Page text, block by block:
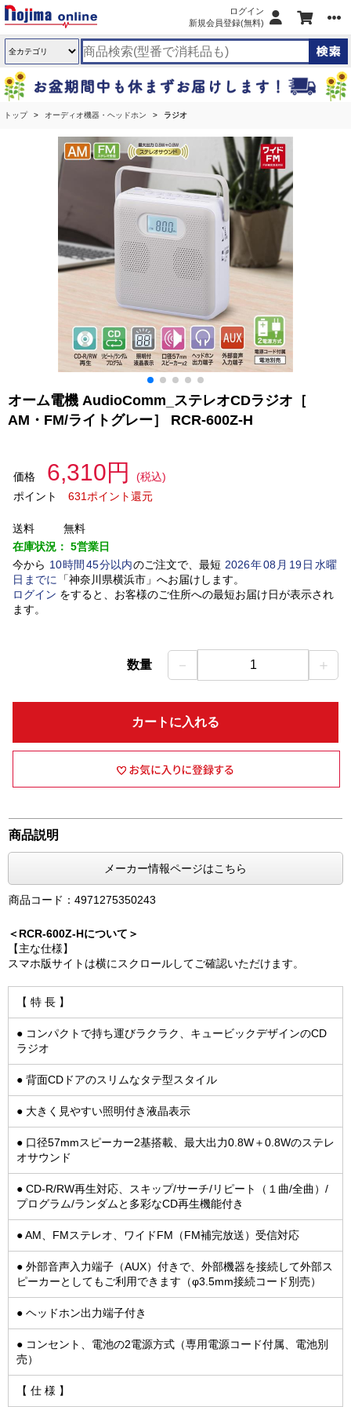
ログイン
新規会員登録(無料)
トップ オーディオ機器・ヘッドホン ラジオ
オーム電機 AudioComm_ステレオCDラジオ［
AM・FM/ライトグレー］ RCR-600Z-H
価格 6,310円
(税込)
ポイント
631ポイント還元
送料
無料
在庫状況： 5営業日
今から 10時間 45分以内のご注文で、最短 2026年08 月 19日水曜
日 までに 「神奈川県横浜市」 へお届けします。
ログイン をすると、お客様のご住所への最短お届け日が表示され
ます。
数量 － 1 ＋
カートに入れる
商品説明
メーカー情報ページはこちら
商品コード：4971275350243
＜RCR-600Z-Hについて＞
【主な仕様】
スマホ版サイトは横にスクロールしてご確認いただけます。
【 特 長 】
● コンパクトで持ち運びラクラク、キュービックデザインのCD
ラジオ
● 背面CDドアのスリムなタテ型スタイル
● 大きく見やすい照明付き液晶表示
● 口径57mmスピーカー2基搭載、最大出力0.8W＋0.8Wのステレ
オサウンド
● CD-R/RW再生対応、スキップ/サーチ/リピート（１曲/全曲）/
プログラム/ランダムと多彩なCD再生機能付き
● AM、FMステレオ、ワイドFM（FM補完放送）受信対応
● 外部音声入力端子（AUX）付きで、外部機器を接続して外部ス
ピーカーとしてもご利用できます（φ3.5mm接続コード別売）
● ヘッドホン出力端子付き
● コンセント、電池の2電源方式（専用電源コード付属、電池別
売）
【 仕 様 】